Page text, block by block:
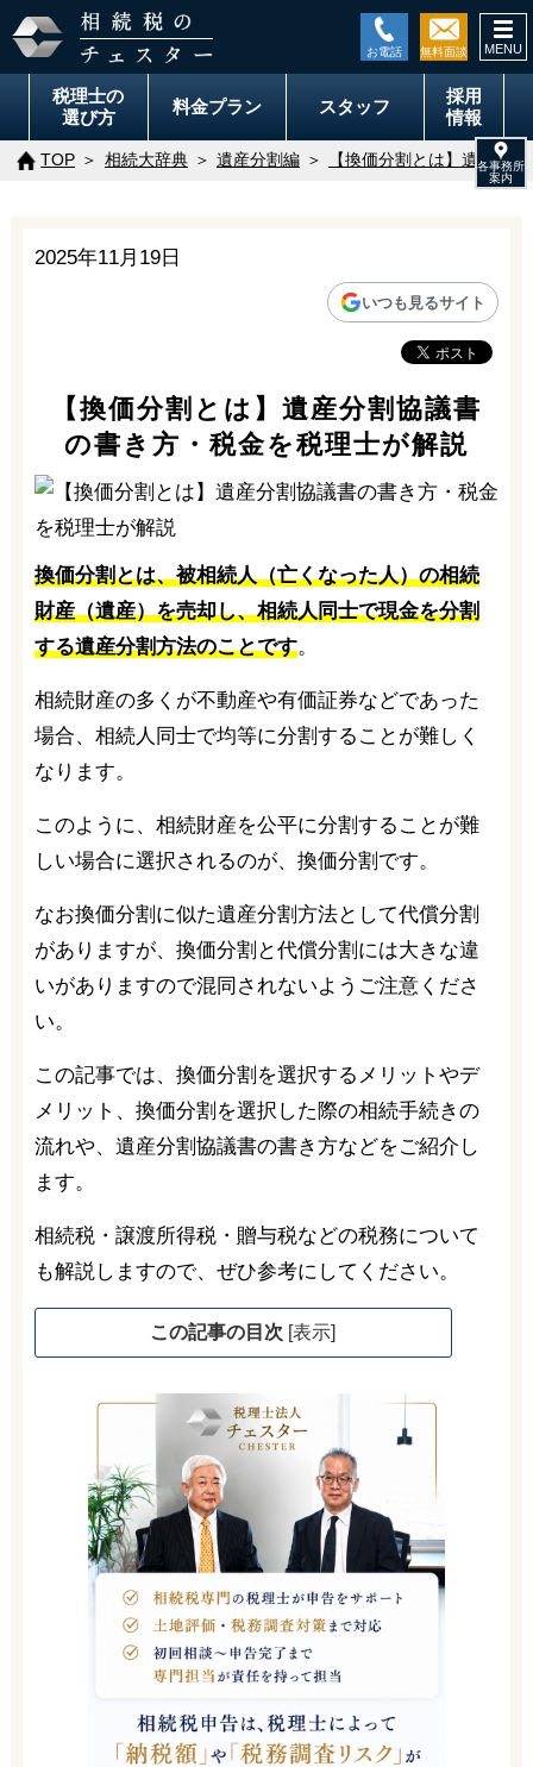
税理士の
選び方
料金プラン スタッフ
採用
情報
TOP 相続大辞典 遺産分割編 【換価分割とは】遺産分
2025年11月19日
いつも見るサイト
【換価分割とは】遺産分割協議書
の書き方・税金を税理士が解説
換価分割とは、被相続人（亡くなった人）の相続
財産（遺産）を売却し、相続人同士で現金を分割
する遺産分割方法のことです。
相続財産の多くが不動産や有価証券などであった
場合、相続人同士で均等に分割することが難しく
なります。
このように、相続財産を公平に分割することが難
しい場合に選択されるのが、換価分割です。
なお換価分割に似た遺産分割方法として代償分割
がありますが、換価分割と代償分割には大きな違
いがありますので混同されないようご注意くださ
い。
この記事では、換価分割を選択するメリットやデ
メリット、換価分割を選択した際の相続手続きの
流れや、遺産分割協議書の書き方などをご紹介し
ます。
相続税・譲渡所得税・贈与税などの税務について
も解説しますので、ぜひ参考にしてください。
この記事の目次 [表示]